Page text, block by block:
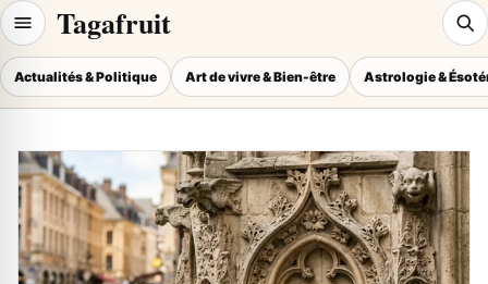
Tagafruit
Actualités & Politique Art de vivre & Bien-être Astrologie &